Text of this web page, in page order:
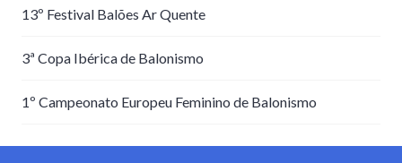
13º Festival Balões Ar Quente
3ª Copa Ibérica de Balonismo
1º Campeonato Europeu Feminino de Balonismo